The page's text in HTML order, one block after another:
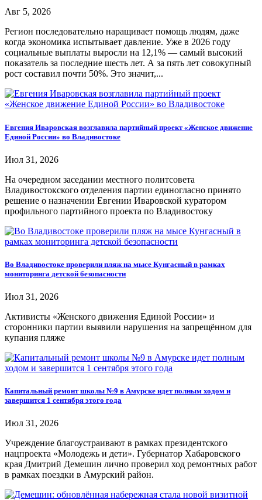
Авг 5, 2026
Регион последовательно наращивает помощь людям, даже
когда экономика испытывает давление. Уже в 2026 году
социальные выплаты выросли на 12,1% — самый высокий
показатель за последние шесть лет. А за пять лет совокупный
рост составил почти 50%. Это значит,...
Евгения Иваровская возглавила партийный проект «Женское движение
Единой России» во Владивостоке
Июл 31, 2026
На очередном заседании местного политсовета
Владивостокского отделения партии единогласно принято
решение о назначении Евгении Иваровской куратором
профильного партийного проекта по Владивостоку
Во Владивостоке проверили пляж на мысе Кунгасный в рамках
мониторинга детской безопасности
Июл 31, 2026
Активисты «Женского движения Единой России» и
сторонники партии выявили нарушения на запрещённом для
купания пляже
Капитальный ремонт школы №9 в Амурске идет полным ходом и
завершится 1 сентября этого года
Июл 31, 2026
Учреждение благоустраивают в рамках президентского
нацпроекта «Молодежь и дети». Губернатор Хабаровского
края Дмитрий Демешин лично проверил ход ремонтных работ
в рамках поездки в Амурский район.